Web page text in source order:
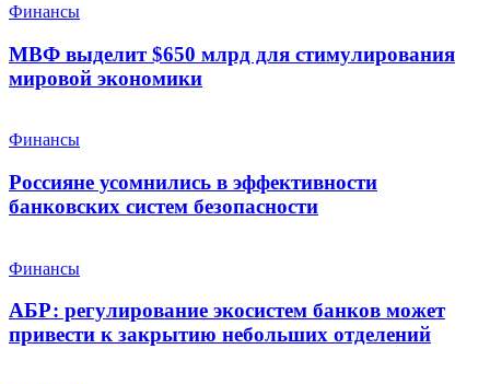
Финансы
МВФ выделит $650 млрд для стимулирования
мировой экономики
Финансы
Россияне усомнились в эффективности
банковских систем безопасности
Финансы
АБР: регулирование экосистем банков может
привести к закрытию небольших отделений